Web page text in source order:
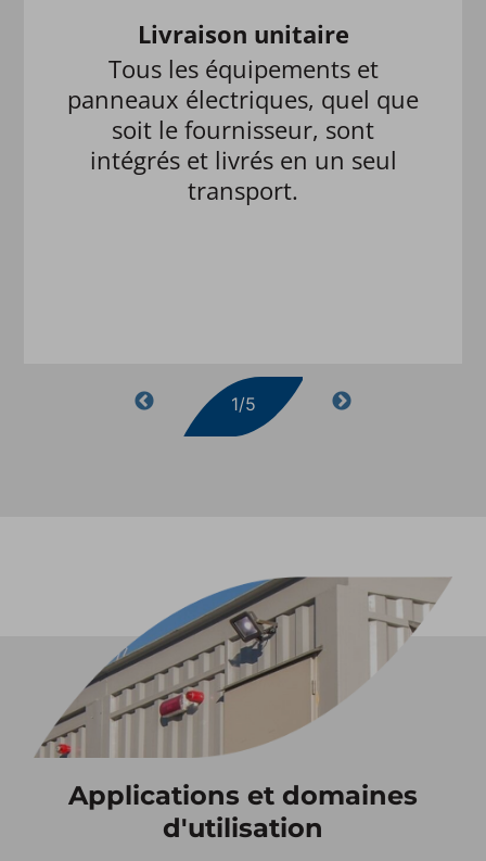
Livraison unitaire
Tous les équipements et
panneaux électriques, quel que
soit le fournisseur, sont
intégrés et livrés en un seul
transport.
1/5
Applications et domaines
d'utilisation